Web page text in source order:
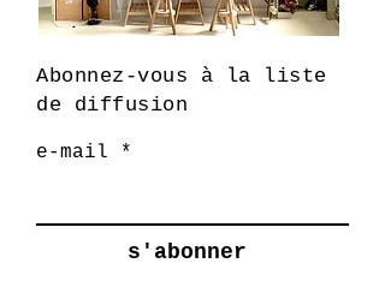
Abonnez-vous à la liste
de diffusion
e-mail
s'abonner